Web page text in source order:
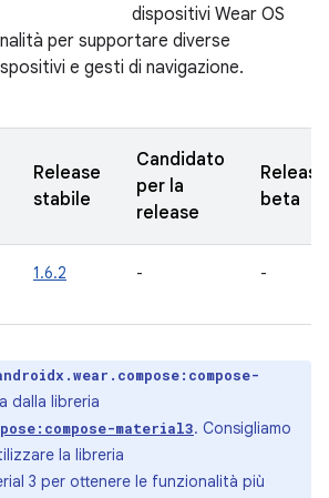
dispositivi Wear OS
per supportare diverse
e gesti di navigazione.
Release
stabile
Candidato
per la
release
Release
beta
1.6.2 - -
dalla libreria
material3. Consigliamo
la libreria
3 per ottenere le funzionalità più